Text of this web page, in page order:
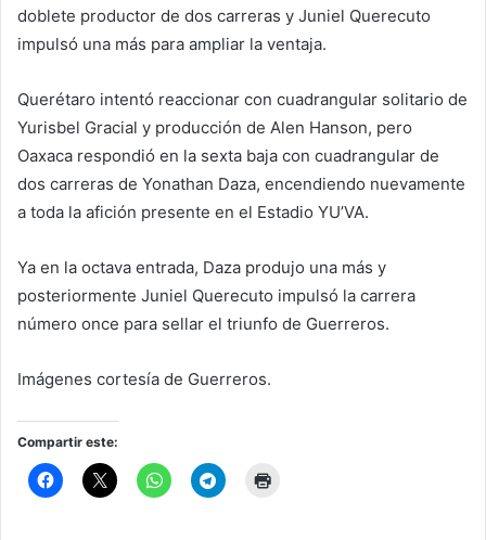
doblete productor de dos carreras y Juniel Querecuto
impulsó una más para ampliar la ventaja.
Querétaro intentó reaccionar con cuadrangular solitario de
Yurisbel Gracial y producción de Alen Hanson, pero
Oaxaca respondió en la sexta baja con cuadrangular de
dos carreras de Yonathan Daza, encendiendo nuevamente
a toda la afición presente en el Estadio YU’VA.
Ya en la octava entrada, Daza produjo una más y
posteriormente Juniel Querecuto impulsó la carrera
número once para sellar el triunfo de Guerreros.
Imágenes cortesía de Guerreros.
Compartir este: